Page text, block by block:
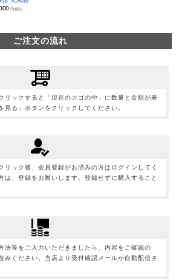
円(税別)
ご注文の流れ
リックすると「現在のカゴの中」に数量と金額が表
見る」ボタンをクリックしてください。
リック後、会員登録がお済みの方はログインしてく
は、登録をお願いします。登録せずに購入すること
法等をご入力いただきましたら、内容をご確認の
みください。当店より受付確認メールが自動配信さ